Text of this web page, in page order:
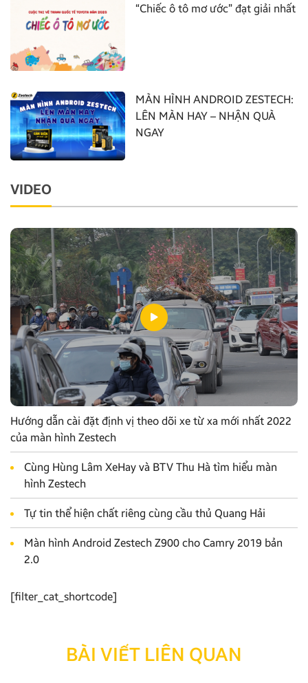
“Chiếc ô tô mơ ước” đạt giải nhất
MÀN HÌNH ANDROID ZESTECH:
LÊN MÀN HAY – NHẬN QUÀ
NGAY
VIDEO
Hướng dẫn cài đặt định vị theo dõi xe từ xa mới nhất 2022
của màn hình Zestech
Cùng Hùng Lâm XeHay và BTV Thu Hà tìm hiểu màn
hình Zestech
Tự tin thể hiện chất riêng cùng cầu thủ Quang Hải
Màn hình Android Zestech Z900 cho Camry 2019 bản
2.0
[filter_cat_shortcode]
BÀI VIẾT LIÊN QUAN